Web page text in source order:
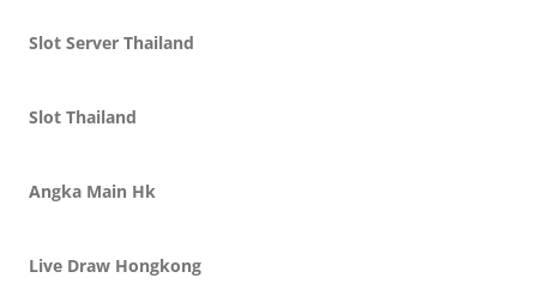
Slot Server Thailand
Slot Thailand
Angka Main Hk
Live Draw Hongkong